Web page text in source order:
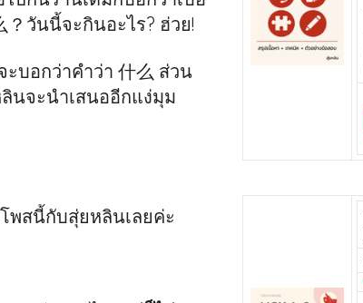
วันนี้จะกินอะไร? ฮ่วย!
บอกว่าคำว่า 什么 ส่วน
นจะนำเสนออีกแง่มุม
พสนี้กับสุ่ยหลินเลยค่ะ